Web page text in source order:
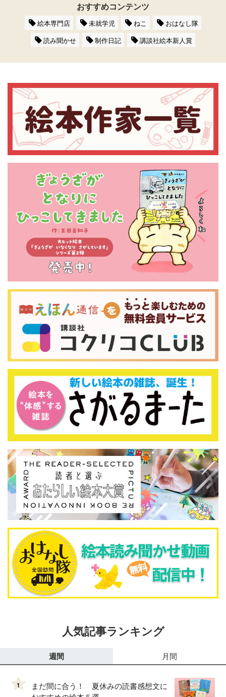
おすすめコンテンツ
絵本専門店 未就学児 ねこ
おはなし隊
読み聞かせ
制作日記 講談社絵本新人賞
人気記事ランキング
週間 月間
1
まだ間に合う！ 夏休みの読書感想文に